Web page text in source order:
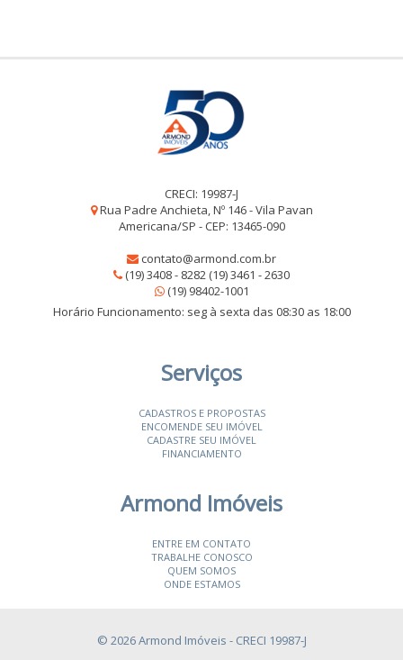
CRECI: 19987-J
Rua Padre Anchieta, Nº 146 - Vila Pavan
Americana/SP - CEP: 13465-090
contato@armond.com.br
(19) 3408 - 8282 (19) 3461 - 2630
(19) 98402-1001
Horário Funcionamento: seg à sexta das 08:30 as 18:00
Serviços
CADASTROS E PROPOSTAS
ENCOMENDE SEU IMÓVEL
CADASTRE SEU IMÓVEL
FINANCIAMENTO
Armond Imóveis
ENTRE EM CONTATO
TRABALHE CONOSCO
QUEM SOMOS
ONDE ESTAMOS
© 2026 Armond Imóveis - CRECI 19987-J